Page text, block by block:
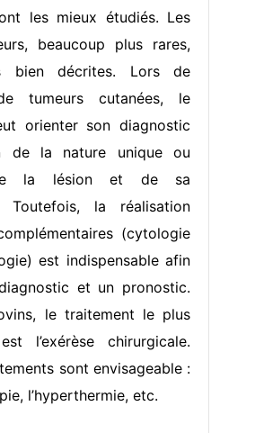
les mieux étudiés. Les
beaucoup plus rares,
bien décrites. Lors de
tumeurs cutanées, le
orienter son diagnostic
de la nature unique ou
la lésion et de sa
Toutefois, la réalisation
(cytologie
est indispensable afin
et un pronostic.
le traitement le plus
l’exérèse chirurgicale.
sont envisageable :
l’hyperthermie, etc.